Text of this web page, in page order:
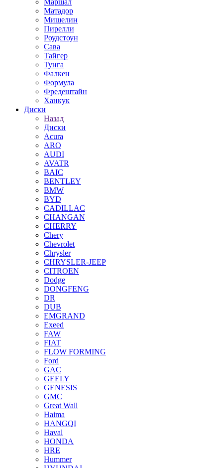
Маршал
Матадор
Мишелин
Пирелли
Роудстоун
Сава
Тайгер
Тунга
Фалкен
Формула
Фредештайн
Ханкук
Диски
Назад
Диски
Acura
ARO
AUDI
AVATR
BAIC
BENTLEY
BMW
BYD
CADILLAC
CHANGAN
CHERRY
Chery
Chevrolet
Chrysler
CHRYSLER-JEEP
CITROEN
Dodge
DONGFENG
DR
DUB
EMGRAND
Exeed
FAW
FIAT
FLOW FORMING
Ford
GAC
GEELY
GENESIS
GMC
Great Wall
Haima
HANGQI
Haval
HONDA
HRE
Hummer